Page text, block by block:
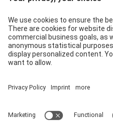
branchenpartner@btg-service.de